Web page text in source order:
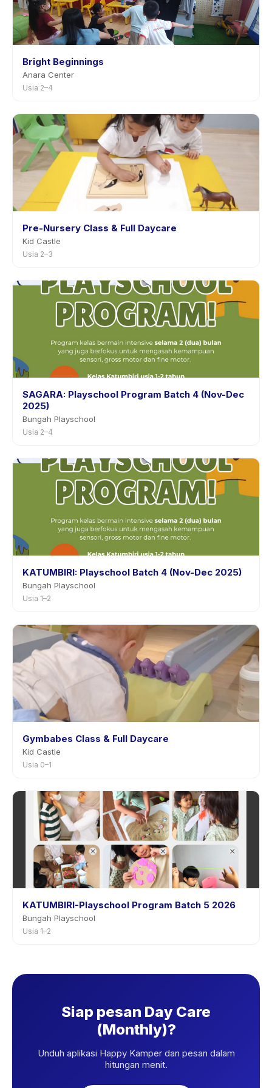
Bright Beginnings
Anara Center
Usia 2–4
Pre-Nursery Class & Full Daycare
Kid Castle
Usia 2–3
SAGARA: Playschool Program Batch 4 (Nov-Dec
2025)
Bungah Playschool
Usia 2–4
KATUMBIRI: Playschool Batch 4 (Nov-Dec 2025)
Bungah Playschool
Usia 1–2
Gymbabes Class & Full Daycare
Kid Castle
Usia 0–1
KATUMBIRI-Playschool Program Batch 5 2026
Bungah Playschool
Usia 1–2
Siap pesan Day Care
(Monthly)?
Unduh aplikasi Happy Kamper dan pesan dalam
hitungan menit.